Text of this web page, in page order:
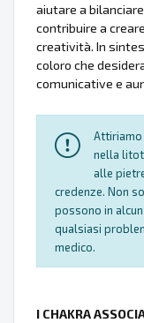
aiutare a
contribuire a
creatività. In
coloro che
comunicative e
nella
alle
credenze. Non
possono in
qualsiasi
medico.
I CHAKRA